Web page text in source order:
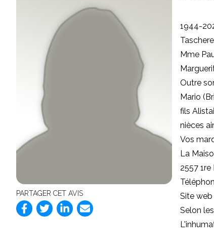
PARTAGER CET AVIS
1944-
Mme
Outre
Mario
fils
nièces
Vos
La
2557
Site web
Selon